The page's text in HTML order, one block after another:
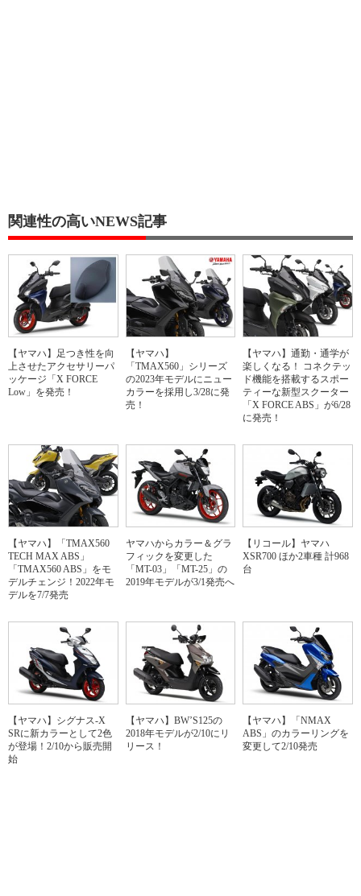
関連性の高いNEWS記事
【ヤマハ】足つき性を向
上させたアクセサリーパ
ッケージ「X FORCE
Low」を発売！
【ヤマハ】
「TMAX560」シリーズ
の2023年モデルにニュー
カラーを採用し3/28に発
売！
【ヤマハ】通勤・通学が
楽しくなる！ コネクテッ
ド機能を搭載するスポー
ティーな新型スクーター
「X FORCE ABS」が6/28
に発売！
【ヤマハ】「TMAX560
TECH MAX ABS」
「TMAX560 ABS」をモ
デルチェンジ！2022年モ
デルを7/7発売
ヤマハからカラー＆グラ
フィックを変更した
「MT-03」「MT-25」の
2019年モデルが3/1発売へ
【リコール】ヤマハ
XSR700 ほか2車種 計968
台
【ヤマハ】シグナス-X
SRに新カラーとして2色
が登場！2/10から販売開
始
【ヤマハ】BW’S125の
2018年モデルが2/10にリ
リース！
【ヤマハ】「NMAX
ABS」のカラーリングを
変更して2/10発売